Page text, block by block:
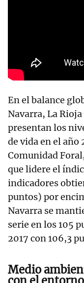
En el balance
Navarra, La
presentan los
de vida en el año
Comunidad
que lidere el
indicadores
puntos) por
Navarra se
serie en los 105
2017 con 106,3
Medio